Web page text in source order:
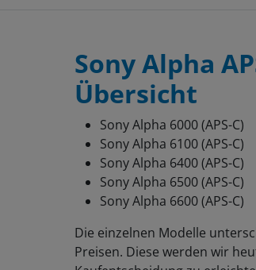
Sony Alpha
Übersicht
Sony Alpha 6000 (APS-C)
Sony Alpha 6100 (APS-C)
Sony Alpha 6400 (APS-C)
Sony Alpha 6500 (APS-C)
Sony Alpha 6600 (APS-C)
Die einzelnen Modelle
Preisen. Diese werden wir